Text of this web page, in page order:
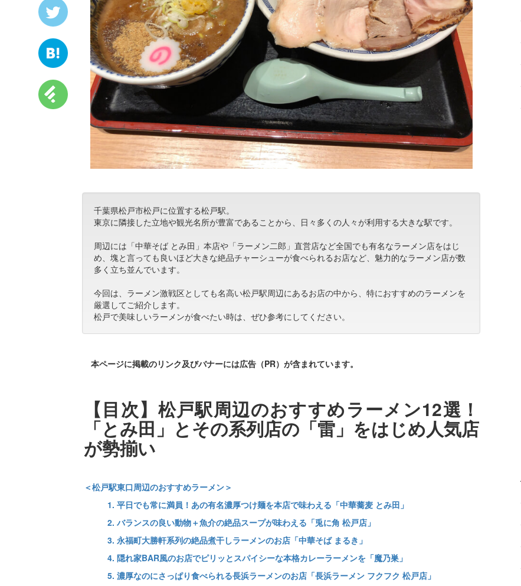
千葉県松戸市松戸に位置する松戸駅。
東京に隣接した立地や観光名所が豊富であることから、日々多くの人々が利用する大きな駅です。
周辺には「中華そば とみ田」本店や「ラーメン二郎」直営店など全国でも有名なラーメン店をはじ
め、塊と言っても良いほど大きな絶品チャーシューが食べられるお店など、魅力的なラーメン店が数
多く立ち並んでいます。
今回は、ラーメン激戦区としても名高い松戸駅周辺にあるお店の中から、特におすすめのラーメンを
厳選してご紹介します。
松戸で美味しいラーメンが食べたい時は、ぜひ参考にしてください。
本ページに掲載のリンク及びバナーには広告（PR）が含まれています。
【目次】松戸駅周辺のおすすめラーメン12選！
「とみ田」とその系列店の「雷」をはじめ人気店
が勢揃い
＜松戸駅東口周辺のおすすめラーメン＞
1. 平日でも常に満員！あの有名濃厚つけ麺を本店で味わえる「中華蕎麦 とみ田」
2. バランスの良い動物＋魚介の絶品スープが味わえる「兎に角 松戸店」
3. 永福町大勝軒系列の絶品煮干しラーメンのお店「中華そば まるき」
4. 隠れ家BAR風のお店でピリッとスパイシーな本格カレーラーメンを「魔乃巣」
5. 濃厚なのにさっぱり食べられる長浜ラーメンのお店「長浜ラーメン フクフク 松戸店」